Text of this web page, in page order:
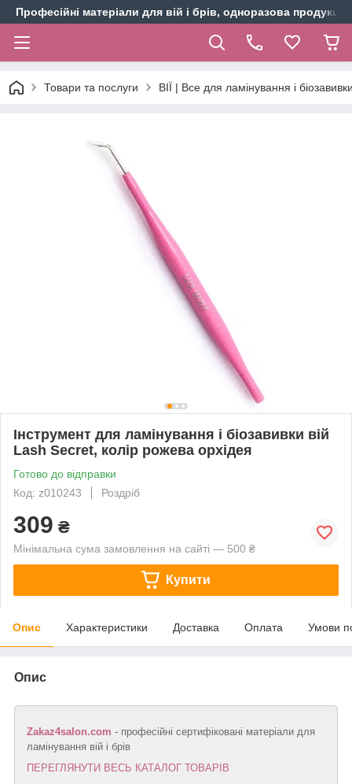
Професійні матеріали для вій і брів, одноразова продукція
Товари та послуги ВІЇ | Все для ламінування і
Інструмент для ламінування і біозавивки вій
Lash Secret, колір рожева орхідея
Готово до відправки
Код: z010243
Роздріб
309 ₴
Мінімальна сума замовлення на сайті — 500 ₴
Купити
Опис Характеристики Доставка Оплата Умови
Опис
Zakaz4salon.com - професійні сертифіковані матеріали для
ламінування вій і брів
ПЕРЕГЛЯНУТИ ВЕСЬ КАТАЛОГ ТОВАРІВ